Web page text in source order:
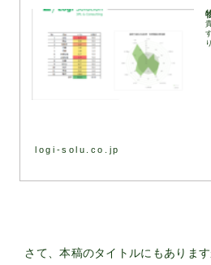
logi-solu.co.jp
さて、本稿のタイトルにもありま